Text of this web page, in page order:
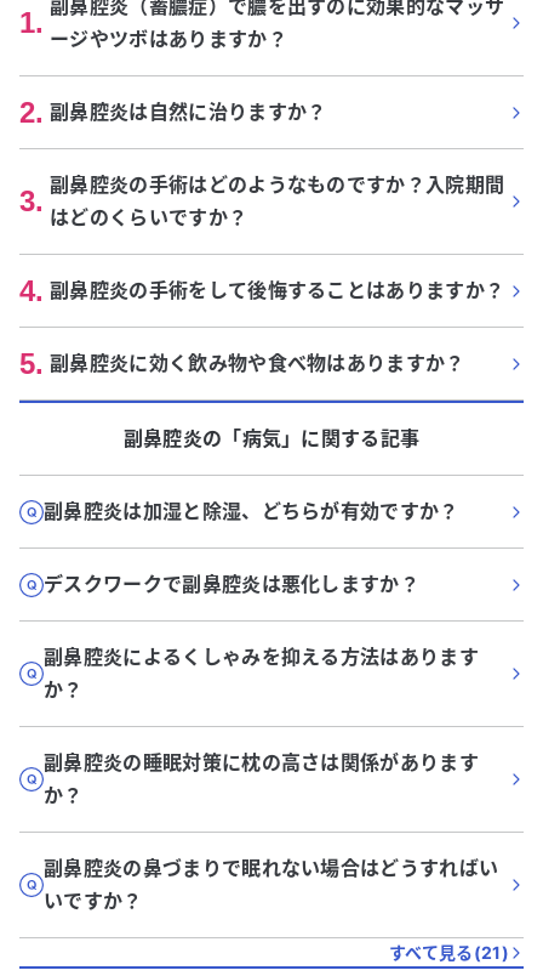
1. 副鼻腔炎（蓄膿症）で膿を出すのに効果的なマッサ
ージやツボはありますか？
2. 副鼻腔炎は自然に治りますか？
3. 副鼻腔炎の手術はどのようなものですか？入院期間
はどのくらいですか？
4. 副鼻腔炎の手術をして後悔することはありますか？
5. 副鼻腔炎に効く飲み物や食べ物はありますか？
副鼻腔炎の「病気」に関する記事
副鼻腔炎は加湿と除湿、どちらが有効ですか？
デスクワークで副鼻腔炎は悪化しますか？
副鼻腔炎によるくしゃみを抑える方法はあります
か？
副鼻腔炎の睡眠対策に枕の高さは関係があります
か？
副鼻腔炎の鼻づまりで眠れない場合はどうすればい
いですか？
すべて見る(21)